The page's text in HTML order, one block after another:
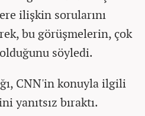
ilişkin sorularını
bu görüşmelerin, çok
söyledi.
CNN'in konuyla ilgili
yanıtsız bıraktı.